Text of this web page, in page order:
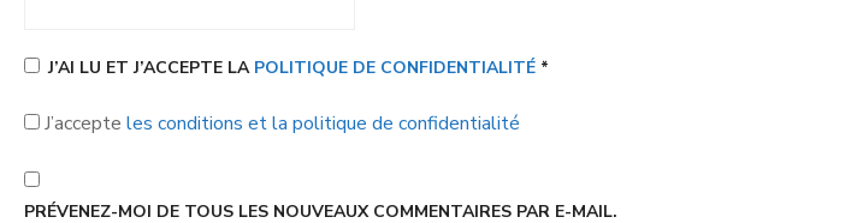
J’AI LU ET J’ACCEPTE LA POLITIQUE DE CONFIDENTIALITÉ *
J’accepte les conditions et la politique de confidentialité
PRÉVENEZ-MOI DE TOUS LES NOUVEAUX COMMENTAIRES PAR E-MAIL.